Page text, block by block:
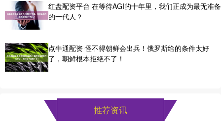
红盘配资平台 在等待AGI的十年里，我们正成为最无准备
的一代人？
点牛通配资 怪不得朝鲜会出兵！俄罗斯给的条件太好
了，朝鲜根本拒绝不了！
推荐资讯